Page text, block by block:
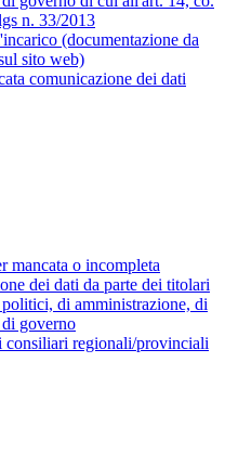
n. 33/2013
(documentazione da
sito web)
comunicazione dei dati
mancata o incompleta
dei dati da parte dei titolari
di amministrazione, di
governo
consiliari regionali/provinciali